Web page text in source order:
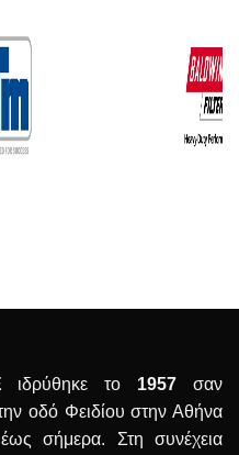
ιδρύθηκε το 1957 σαν
οδό Φειδίου στην Αθήνα
έως σήμερα. Στη συνέχεια